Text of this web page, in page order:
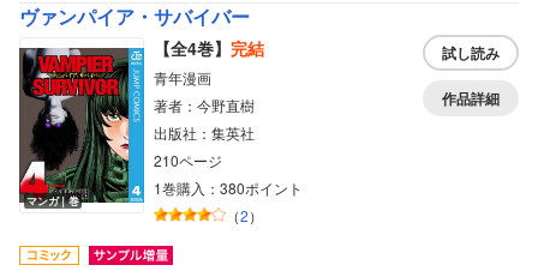
ヴァンパイア・サバイバー
マンガ｜巻
【全4巻】 完結
青年漫画
著者：今野直樹
出版社：集英社
210ページ
1巻購入：380ポイント
（2）
試し読み
作品詳細